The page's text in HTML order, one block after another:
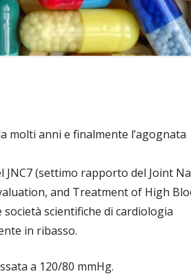
molti anni e finalmente l’agognata
(settimo rapporto del Joint
and Treatment of High
scientifiche di cardiologia
in ribasso.
a 120/80 mmHg.